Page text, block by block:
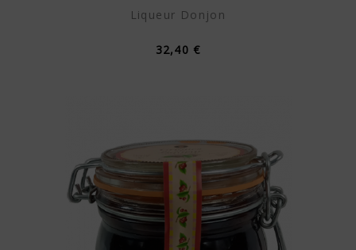
Liqueur Donjon
32,40 €